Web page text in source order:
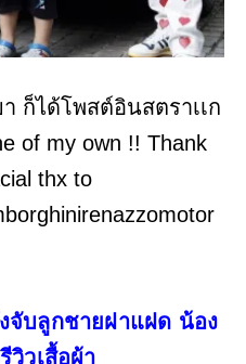
ก็ได้โพสต์อินสตราเเก
of my own !! Thank
thx to
บลูกชายฝาแฝด น้อง
วิวเสื้อผ้า